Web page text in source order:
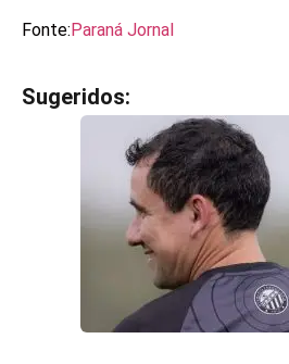
Fonte: Paraná Jornal
Sugeridos: